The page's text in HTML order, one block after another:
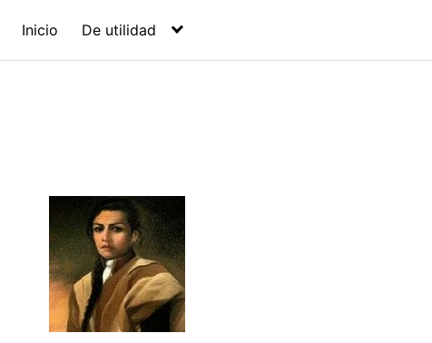
Inicio De utilidad